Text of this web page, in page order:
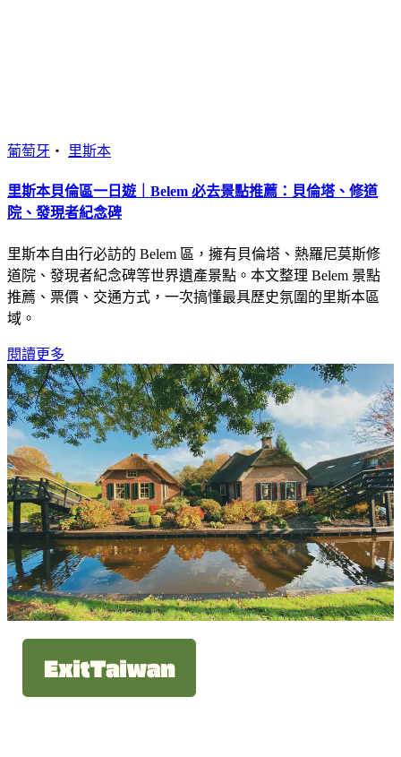
葡萄牙 ・ 里斯本
里斯本貝倫區一日遊｜Belem 必去景點推薦：貝倫塔、修道
院、發現者紀念碑
里斯本自由行必訪的 Belem 區，擁有貝倫塔、熱羅尼莫斯修
道院、發現者紀念碑等世界遺產景點。本文整理 Belem 景點
推薦、票價、交通方式，一次搞懂最具歷史氛圍的里斯本區
域。
閱讀更多